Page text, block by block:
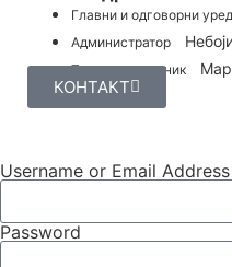
Главни и одговорни
Администратор
Технички уредник
КОНТАКТ
Username or Email Address
Password